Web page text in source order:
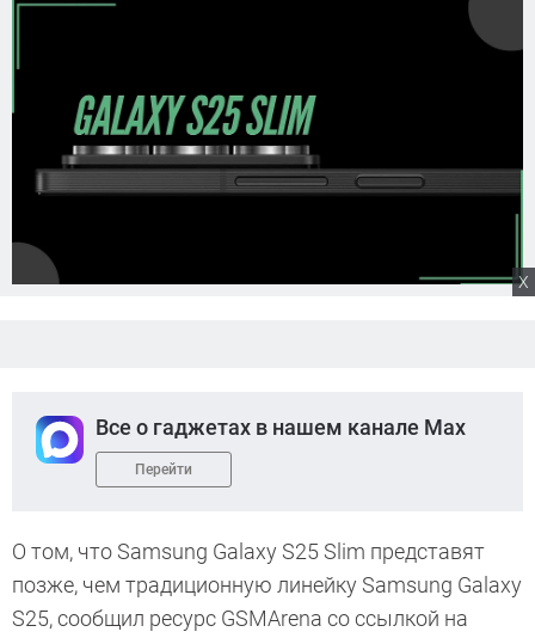
X
Все о гаджетах в нашем канале Max
Перейти
О том, что Samsung Galaxy S25 Slim представят
позже, чем традиционную линейку Samsung Galaxy
S25, сообщил ресурс GSMArena со ссылкой на